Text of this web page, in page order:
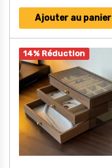
Ajouter au panier
14% Réduction